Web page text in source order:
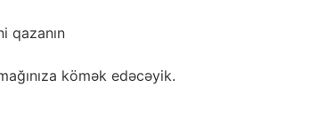
qazanın
kömək edəcəyik.